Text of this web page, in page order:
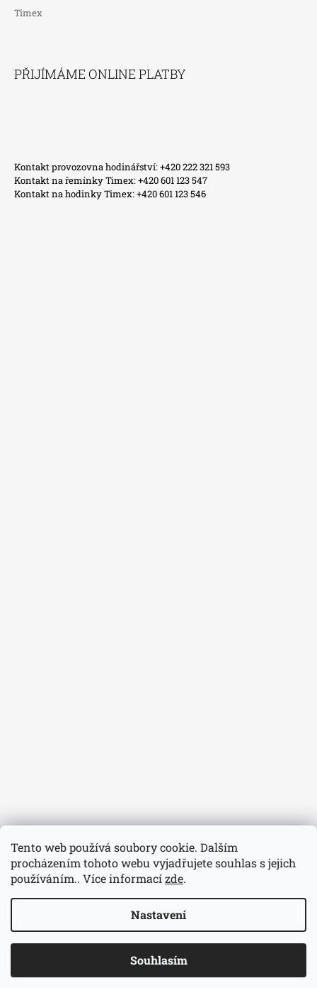
Tento web používá soubory cookie. Dalším
procházením tohoto webu vyjadřujete souhlas s jejich
používáním.. Více informacízde.
Nastavení
Souhlasím
Timex
PŘIJÍMÁME ONLINE PLATBY
Kontakt provozovna hodinářství: +420 222 321 593
Kontakt na řemínky Timex: +420 601 123 547
Kontakt na hodinky Timex: +420 601 123 546